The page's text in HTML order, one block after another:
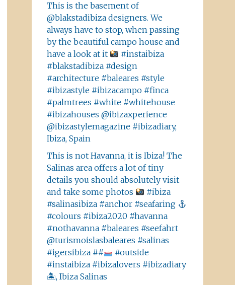
This is the basement of
@blakstadibiza designers. We
always have to stop, when passing
by the beautiful campo house and
have a look at it
#instaibiza
#blakstadibiza #design
#architecture #baleares #style
#ibizastyle #ibizacampo #finca
#palmtrees #white #whitehouse
#ibizahouses @ibizaxperience
@ibizastylemagazine #ibizadiary,
Ibiza, Spain
This is not Havanna, it is Ibiza! The
Salinas area offers a lot of tiny
details you should absolutely visit
and take some photos
#ibiza
#salinasibiza #anchor #seafaring
#colours #ibiza2020 #havanna
#nothavanna #baleares #seefahrt
@turismoislasbaleares #salinas
#igersibiza ##
#outside
#instaibiza #ibizalovers #ibizadiary
🏝, Ibiza Salinas